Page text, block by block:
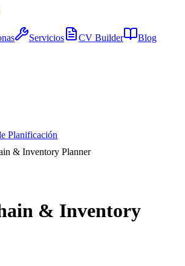
Servicios CV Builder Blog
Planificación
& Inventory Planner
& Inventory